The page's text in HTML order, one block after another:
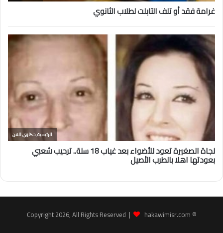
© Copyright 2026, All Rights Reserved |
hakawimisr.com